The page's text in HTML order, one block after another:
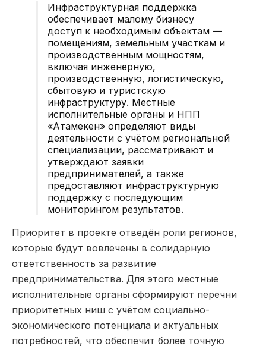
Инфраструктурная поддержка
обеспечивает малому бизнесу
доступ к необходимым объектам —
помещениям, земельным участкам и
производственным мощностям,
включая инженерную,
производственную, логистическую,
сбытовую и туристскую
инфраструктуру. Местные
исполнительные органы и НПП
«Атамекен» определяют виды
деятельности с учётом региональной
специализации, рассматривают и
утверждают заявки
предпринимателей, а также
предоставляют инфраструктурную
поддержку с последующим
мониторингом результатов.
Приоритет в проекте отведён роли регионов,
которые будут вовлечены в солидарную
ответственность за развитие
предпринимательства. Для этого местные
исполнительные органы сформируют перечни
приоритетных ниш с учётом социально-
экономического потенциала и актуальных
потребностей, что обеспечит более точную